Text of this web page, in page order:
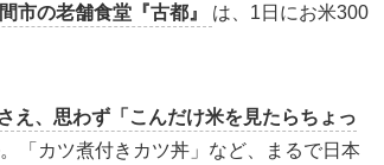
市の老舗食堂『古都』
は、1日にお米300
え、思わず「こんだけ米を見たらちょっ
「カツ煮付きカツ丼」など、まるで日本